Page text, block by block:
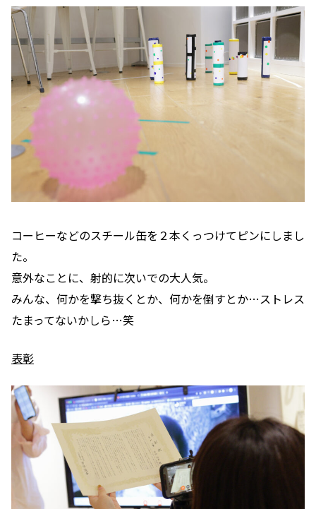
コーヒーなどのスチール缶を２本くっつけてピンにしまし
た。
意外なことに、射的に次いでの大人気。
みんな、何かを撃ち抜くとか、何かを倒すとか…ストレス
たまってないかしら…笑
表彰